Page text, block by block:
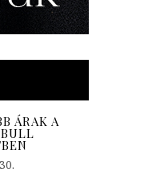
ÁRAK A